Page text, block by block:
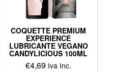
COQUETTE PREMIUM
EXPERIENCE
LUBRICANTE VEGANO
CANDYLICIOUS 100ML
€4,69 Iva Inc.